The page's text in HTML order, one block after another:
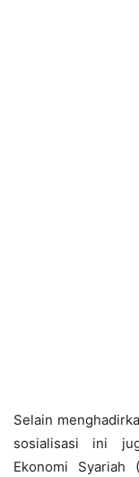
Selain
sosialisasi ini
Ekonomi Syariah